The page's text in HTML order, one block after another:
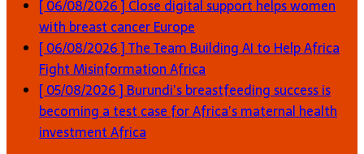
[ 06/08/2026 ] Close digital support helps women
with breast cancerEurope
[ 06/08/2026 ]The Team Building AI to Help Africa
Fight MisinformationAfrica
[ 05/08/2026 ] Burundi’s breastfeeding success is
becoming a test case for Africa’s maternal health
investmentAfrica